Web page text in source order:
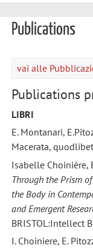
Publications
vai alle
Publications
LIBRI
E. Montanari,
Macerata,
Isabelle Choinière,
Through the Prism
the Body in
and Emergent
BRISTOL:Intellect
I. Choiniere, E.